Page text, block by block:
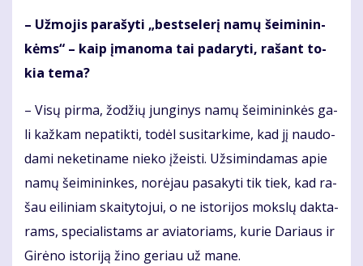
– Už­mo­jis pa­ra­šy­ti „best­se­lerį na­mų šei­mi­nin­
kėms“ – kaip įma­no­ma tai pa­da­ry­ti, ra­šant to­
kia te­ma?
– Vi­sų pir­ma, žo­džių jun­gi­nys na­mų šei­mi­nin­kės ga­
li kaž­kam ne­pa­tik­ti, to­dėl su­si­tar­ki­me, kad jį nau­do­
da­mi ne­ke­ti­na­me nie­ko įžeis­ti. Už­si­min­da­mas apie
na­mų šei­mi­nin­kes, no­rė­jau pa­sa­ky­ti tik tiek, kad ra­
šau ei­li­niam skai­ty­to­jui, o ne is­to­ri­jos moks­lų dak­ta­
rams, spe­cia­lis­tams ar avia­to­riams, ku­rie Da­riaus ir
Gi­rė­no is­to­ri­ją ži­no ge­riau už ma­ne.